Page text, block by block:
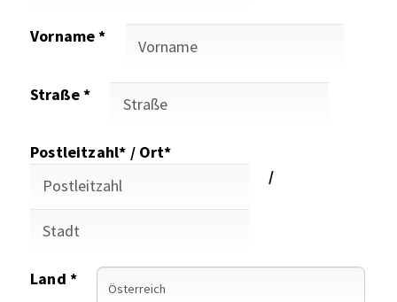
Vorname *
Straße *
Postleitzahl* / Ort*
/
Land *